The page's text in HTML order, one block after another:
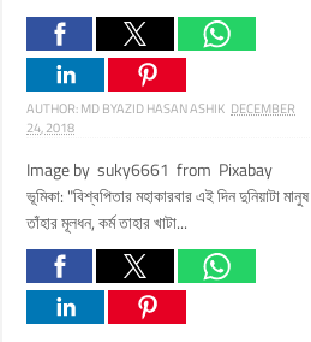
AUTHOR:MD BYAZID HASAN ASHIK DECEMBER
24, 2018
Image by suky6661 from Pixabay
ভূমিকা: "বিশ্বপিতার মহাকারবার এই দিন দুনিয়াটা মানুষ
তাঁহার মূলধন, কর্ম তাহার খাটা...